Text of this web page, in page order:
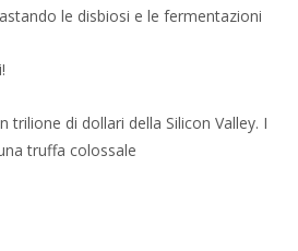
le disbiosi e le fermentazioni
trilione di dollari della Silicon Valley. I
truffa colossale